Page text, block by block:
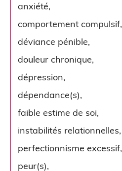
anxiété,
comportement compulsif,
déviance pénible,
douleur chronique,
dépression,
dépendance(s),
faible estime de soi,
instabilités relationnelles,
perfectionnisme excessif,
peur(s),